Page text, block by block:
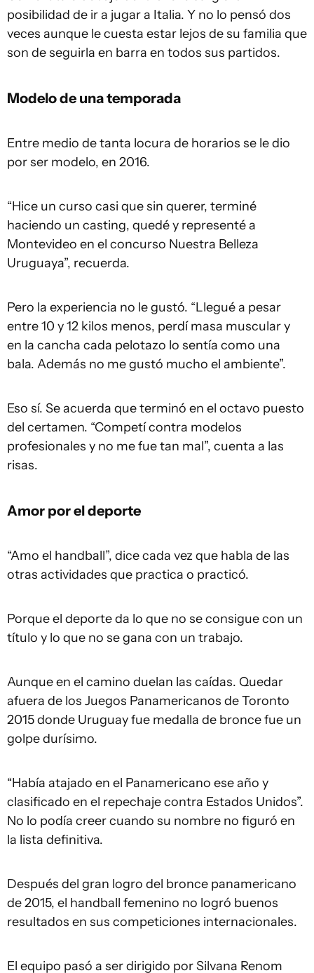
posibilidad de ir a jugar a Italia. Y no lo pensó dos
veces aunque le cuesta estar lejos de su familia que
son de seguirla en barra en todos sus partidos.
Modelo de una temporada
Entre medio de tanta locura de horarios se le dio
por ser modelo, en 2016.
“Hice un curso casi que sin querer, terminé
haciendo un casting, quedé y representé a
Montevideo en el concurso Nuestra Belleza
Uruguaya”, recuerda.
Pero la experiencia no le gustó. “Llegué a pesar
entre 10 y 12 kilos menos, perdí masa muscular y
en la cancha cada pelotazo lo sentía como una
bala. Además no me gustó mucho el ambiente”.
Eso sí. Se acuerda que terminó en el octavo puesto
del certamen. “Competí contra modelos
profesionales y no me fue tan mal”, cuenta a las
risas.
Amor por el deporte
“Amo el handball”, dice cada vez que habla de las
otras actividades que practica o practicó.
Porque el deporte da lo que no se consigue con un
título y lo que no se gana con un trabajo.
Aunque en el camino duelan las caídas. Quedar
afuera de los Juegos Panamericanos de Toronto
2015 donde Uruguay fue medalla de bronce fue un
golpe durísimo.
“Había atajado en el Panamericano ese año y
clasificado en el repechaje contra Estados Unidos”.
No lo podía creer cuando su nombre no figuró en
la lista definitiva.
Después del gran logro del bronce panamericano
de 2015, el handball femenino no logró buenos
resultados en sus competiciones internacionales.
El equipo pasó a ser dirigido por Silvana Renom